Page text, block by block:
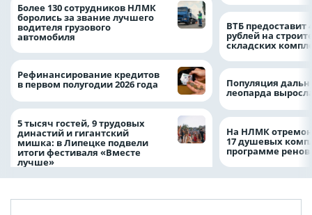
Более 130 сотрудников НЛМК
боролись за звание лучшего
водителя грузового
автомобиля
Рефинансирование кредитов
в первом полугодии 2026 года
5 тысяч гостей, 9 трудовых
династий и гигантский
мишка: в Липецке подвели
итоги фестиваля «Вместе
лучше»
ВТБ предоставит
рублей на
складских
Популяция
леопарда
На НЛМК
17 душевых
программе